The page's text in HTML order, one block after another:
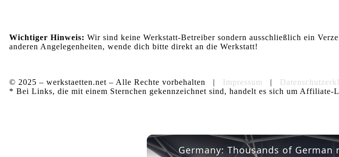
Wichtiger Hinweis: Wir sind keine Werkstatt-Betreiber sondern ausschließlich ein
anderen Angelegenheiten, wende dich bitte direkt an die Werkstatt!
© 2025 – werkstaetten.net – Alle Rechte vorbehalten | Impressum |
* Bei Links, die mit einem Sternchen gekennzeichnet sind, handelt es sich um